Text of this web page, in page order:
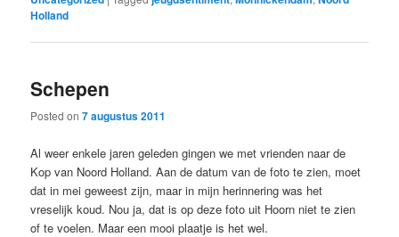
Holland
Schepen
Posted on7 augustus 2011
Al weer enkele jaren geleden gingen we met vrienden naar de
Kop van Noord Holland. Aan de datum van de foto te zien, moet
dat in mei geweest zijn, maar in mijn herinnering was het
vreselijk koud. Nou ja, dat is op deze foto uit Hoorn niet te zien
of te voelen. Maar een mooi plaatje is het wel.